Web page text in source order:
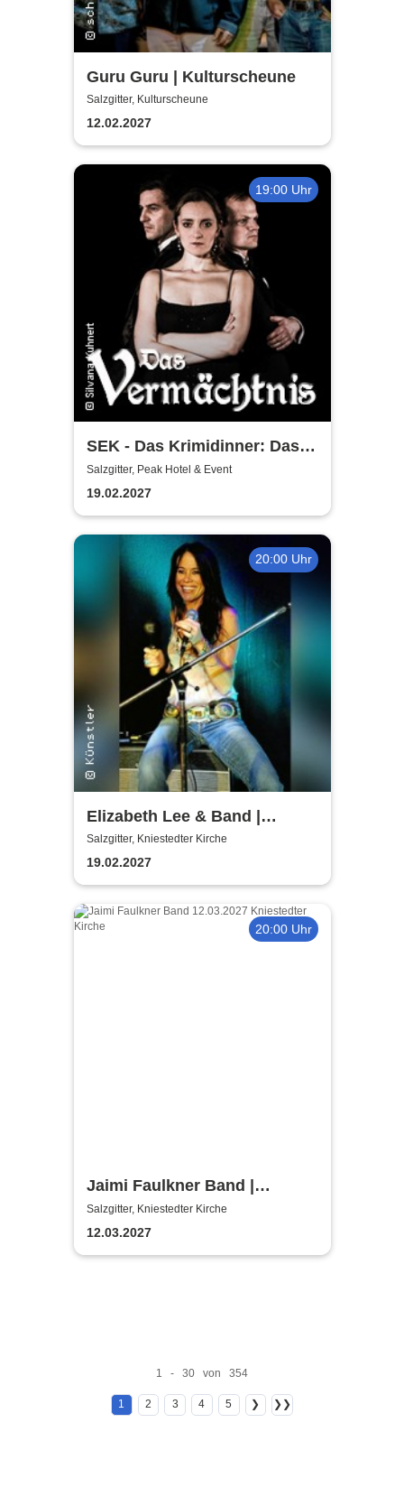
Guru Guru | Kulturscheune
Salzgitter, Kulturscheune
12.02.2027
19:00 Uhr
SEK - Das Krimidinner: Das
Vermächtnis
Salzgitter, Peak Hotel & Event
19.02.2027
20:00 Uhr
Elizabeth Lee & Band |
Kniestedter Kirche
Salzgitter, Kniestedter Kirche
19.02.2027
20:00 Uhr
Jaimi Faulkner Band |
Kniestedter Kirche
Salzgitter, Kniestedter Kirche
12.03.2027
1 - 30 von 354
1 2 3 4 5 ❯ ❯❯